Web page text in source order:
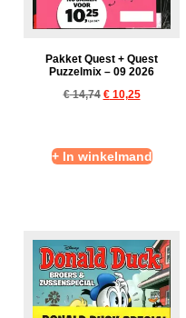
Pakket Quest + Quest
Puzzelmix – 09 2026
€14,74 €10,25
+ In winkelmand